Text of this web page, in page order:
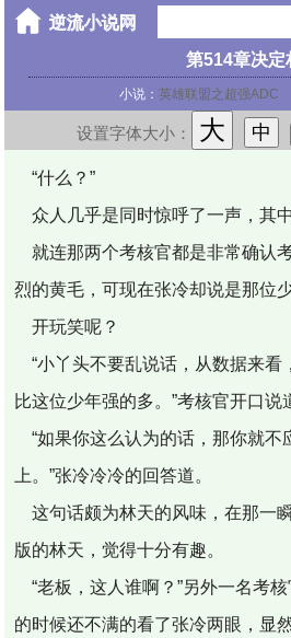
第514章决定
小说： 英雄联盟之超强ADC
设置字体大小： 大 中
“什么？”
众人几乎是同时惊呼了一声，其
就连那两个考核官都是非常确认
烈的黄毛，可现在张冷却说是那位
开玩笑呢？
“小丫头不要乱说话，从数据来看
比这位少年强的多。”考核官开口说
“如果你这么认为的话，那你就不
上。”张冷冷冷的回答道。
这句话颇为林天的风味，在那一
版的林天，觉得十分有趣。
“老板，这人谁啊？”另外一名考
的时候还不满的看了张冷两眼，显